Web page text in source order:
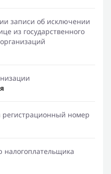
записи об исключении
из государственного
регистрационный номер